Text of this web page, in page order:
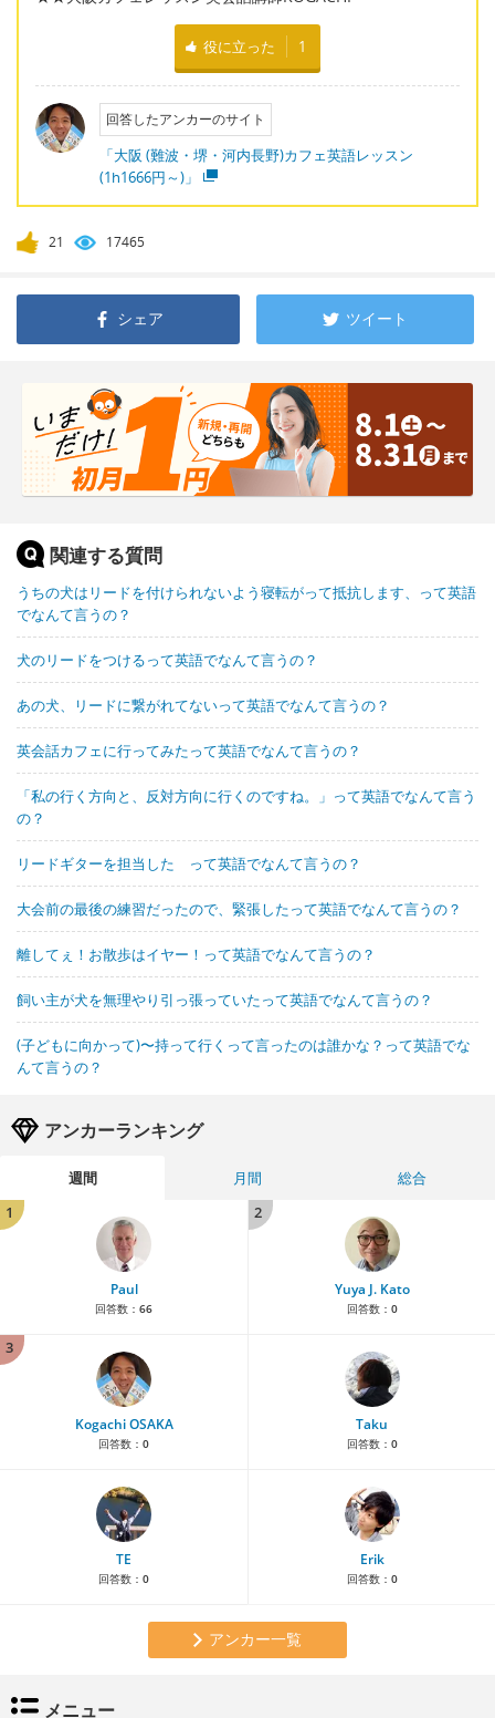
役に立った 1
回答したアンカーのサイト
「大阪 (難波・堺・河内長野)カフェ英語レッスン
(1h1666円～)」
21 17465
シェア ツイート
関連する質問
うちの犬はリードを付けられないよう寝転がって抵抗します、って英語
でなんて言うの？
犬のリードをつけるって英語でなんて言うの？
あの犬、リードに繋がれてないって英語でなんて言うの？
英会話カフェに行ってみたって英語でなんて言うの？
「私の行く方向と、反対方向に行くのですね。」って英語でなんて言う
の？
リードギターを担当した って英語でなんて言うの？
大会前の最後の練習だったので、緊張したって英語でなんて言うの？
離してぇ！お散歩はイヤー！って英語でなんて言うの？
飼い主が犬を無理やり引っ張っていたって英語でなんて言うの？
(子どもに向かって)〜持って行くって言ったのは誰かな？って英語でな
んて言うの？
アンカーランキング
週間 月間
総合
1
Paul
回答数： 66
2
Yuya J. Kato
回答数： 0
3
Kogachi OSAKA
回答数： 0
Taku
回答数： 0
TE
回答数： 0
Erik
回答数： 0
アンカー一覧
メニュー